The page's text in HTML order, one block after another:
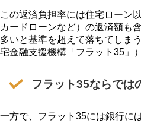
この返済負担率には住宅ローン
カードローンなど）の返済額も
多いと基準を超えて落ちてしま
宅金融支援機構「フラット35」）
フラット35ならでは
一方で、フラット35には銀行に